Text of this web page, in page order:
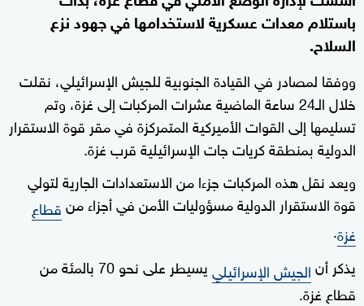
باستلام معدات عسكرية لاستخدامها في جهود نزع
السلاح.
ووفقا لمصادر في القيادة الجنوبية للجيش الإسرائيلي، نقلت
خلال الـ24 ساعة الماضية عشرات المركبات إلى غزة، وتم
تسليمها إلى القوات الأميركية المتمركزة في مقر قوة الاستقرار
الدولية بمنطقة كريات جات الإسرائيلية قرب غزة.
ويعد نقل هذه المركبات جزءا من الاستعدادات الجارية لتولي
قوة الاستقرار الدولية مسؤوليات الأمن في أجزاء منقطاع
غزة.
يذكر أنالجيش الإسرائيلي
يسيطر على نحو 70 بالمئة من
قطاع غزة.